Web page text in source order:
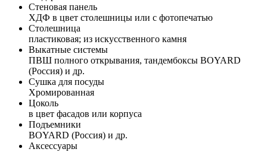
Стеновая панель
ХДФ в цвет столешницы или с фотопечатью
Столешница
пластиковая; из искусственного камня
Выкатные системы
ПВШ полного открывания, тандембоксы BOYARD
(Россия) и др.
Сушка для посуды
Хромированная
Цоколь
в цвет фасадов или корпуса
Подъемники
BOYARD (Россия) и др.
Аксессуары